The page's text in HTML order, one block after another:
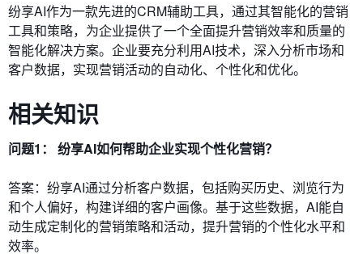
纷享AI作为一款先进的CRM辅助工具，通过其智能化的营销
工具和策略，为企业提供了一个全面提升营销效率和质量的
智能化解决方案。企业要充分利用AI技术，深入分析市场和
客户数据，实现营销活动的自动化、个性化和优化。
相关知识
问题1： 纷享AI如何帮助企业实现个性化营销？
答案：纷享AI通过分析客户数据，包括购买历史、浏览行为
和个人偏好，构建详细的客户画像。基于这些数据，AI能自
动生成定制化的营销策略和活动，提升营销的个性化水平和
效率。